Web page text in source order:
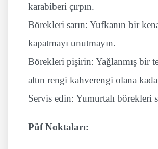
karabiberi çırpın.
Börekleri sarın: Yufkanın bir
kapatmayı unutmayın.
Börekleri pişirin: Yağlanmış bir
altın rengi kahverengi olana
Servis edin: Yumurtalı börekleri
Püf Noktaları: